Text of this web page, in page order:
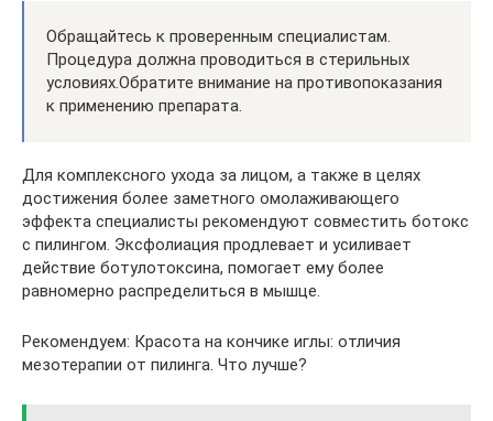
Обращайтесь к проверенным специалистам.
Процедура должна проводиться в стерильных
условиях.Обратите внимание на противопоказания
к применению препарата.
Для комплексного ухода за лицом, а также в целях
достижения более заметного омолаживающего
эффекта специалисты рекомендуют совместить ботокс
с пилингом. Эксфолиация продлевает и усиливает
действие ботулотоксина, помогает ему более
равномерно распределиться в мышце.
Рекомендуем: Красота на кончике иглы: отличия
мезотерапии от пилинга. Что лучше?